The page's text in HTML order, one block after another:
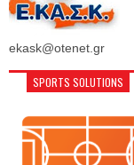
ekask@otenet.gr
SPORTS SOLUTIONS